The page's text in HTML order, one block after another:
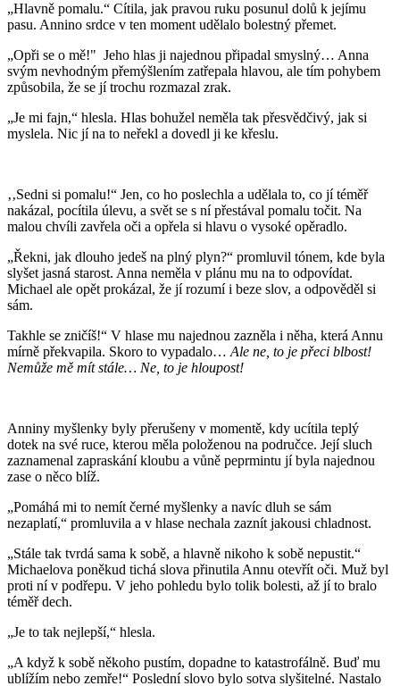
„Hlavně pomalu.“ Cítila, jak pravou ruku posunul dolů k jejímu
pasu. Annino srdce v ten moment udělalo bolestný přemet.
„Opři se o mě!" Jeho hlas ji najednou připadal smyslný… Anna
svým nevhodným přemýšlením zatřepala hlavou, ale tím pohybem
způsobila, že se jí trochu rozmazal zrak.
„Je mi fajn,“ hlesla. Hlas bohužel neměla tak přesvědčivý, jak si
myslela. Nic jí na to neřekl a dovedl ji ke křeslu.
‚‚Sedni si pomalu!“ Jen, co ho poslechla a udělala to, co jí téměř
nakázal, pocítila úlevu, a svět se s ní přestával pomalu točit. Na
malou chvíli zavřela oči a opřela si hlavu o vysoké opěradlo.
„Řekni, jak dlouho jedeš na plný plyn?“ promluvil tónem, kde byla
slyšet jasná starost. Anna neměla v plánu mu na to odpovídat.
Michael ale opět prokázal, že jí rozumí i beze slov, a odpověděl si
sám.
Takhle se zničíš!“ V hlase mu najednou zazněla i něha, která Annu
mírně překvapila. Skoro to vypadalo…Ale ne, to je přeci blbost!
Nemůže mě mít stále… Ne, to je hloupost!
Anniny myšlenky byly přerušeny v momentě, kdy ucítila teplý
dotek na své ruce, kterou měla položenou na područce. Její sluch
zaznamenal zapraskání kloubu a vůně peprmintu jí byla najednou
zase o něco blíž.
„Pomáhá mi to nemít černé myšlenky a navíc dluh se sám
nezaplatí,“ promluvila a v hlase nechala zaznít jakousi chladnost.
„Stále tak tvrdá sama k sobě, a hlavně nikoho k sobě nepustit.“
Michaelova poněkud tichá slova přinutila Annu otevřít oči. Muž byl
proti ní v podřepu. V jeho pohledu bylo tolik bolesti, až jí to bralo
téměř dech.
„Je to tak nejlepší,“ hlesla.
„A když k sobě někoho pustím, dopadne to katastrofálně. Buď mu
ublížím nebo zemře!“ Poslední slovo bylo sotva slyšitelné. Nastalo